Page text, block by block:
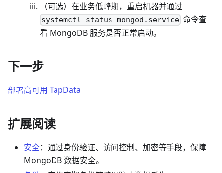
（可选）在业务低峰期，重启机器并通过
systemctl status mongod.service 命令查
看 MongoDB 服务是否正常启动。
下一步
部署高可用 TapData
扩展阅读
安全：通过身份验证、访问控制、加密等手段，保障
MongoDB 数据安全。